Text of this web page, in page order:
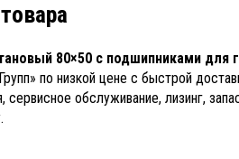
80×50 с подшипниками для
по низкой цене с быстрой
сервисное обслуживание, лизинг,